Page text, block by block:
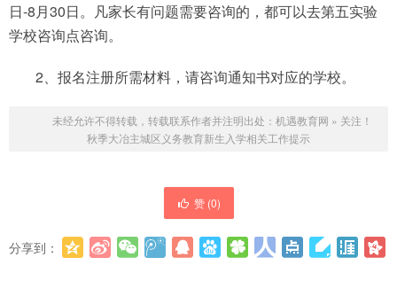
日-8月30日。凡家长有问题需要咨询的，都可以去第五实验
学校咨询点咨询。
2、报名注册所需材料，请咨询通知书对应的学校。
未经允许不得转载，转载联系作者并注明出处： 机遇教育网 » 关注！
秋季大冶主城区义务教育新生入学相关工作提示
赞 (0)
分享到：